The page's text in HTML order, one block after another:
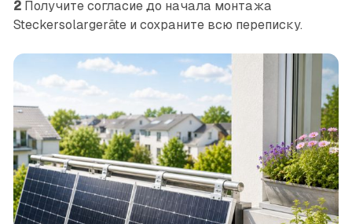
2Получите согласие до начала монтажа
Steckersolargeräte и сохраните всю переписку.